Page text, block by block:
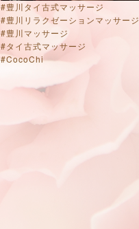
#豊川タイ古式マッサージ
#豊川リラクゼーションマッサージ
#豊川マッサージ
#タイ古式マッサージ
#CocoChi